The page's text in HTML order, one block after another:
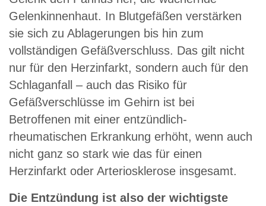
Gelenkinnenhaut. In Blutgefäßen verstärken
sie sich zu Ablagerungen bis hin zum
vollständigen Gefäßverschluss. Das gilt nicht
nur für den Herzinfarkt, sondern auch für den
Schlaganfall – auch das Risiko für
Gefäßverschlüsse im Gehirn ist bei
Betroffenen mit einer entzündlich-
rheumatischen Erkrankung erhöht, wenn auch
nicht ganz so stark wie das für einen
Herzinfarkt oder Arteriosklerose insgesamt.
Die Entzündung ist also der wichtigste